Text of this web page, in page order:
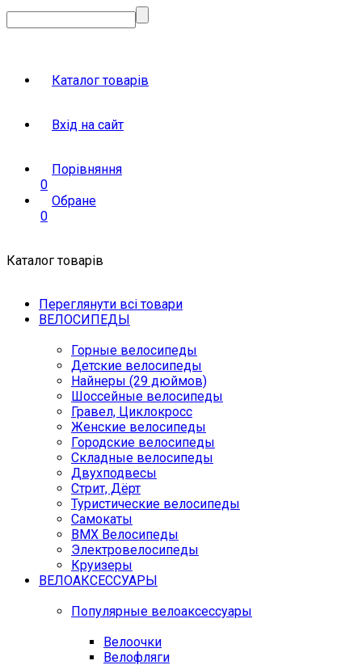
Каталог товарів
Вхід на сайт
Порівняння
0
Обране
0
Каталог товарів
Переглянути всі товари
ВЕЛОСИПЕДЫ
Горные велосипеды
Детские велосипеды
Найнеры (29 дюймов)
Шоссейные велосипеды
Гравел, Циклокросс
Женские велосипеды
Городcкие велосипеды
Складные велосипеды
Двухподвесы
Стрит, Дёрт
Туристические велосипеды
Самокаты
BMX Велосипеды
Электровелосипеды
Круизеры
ВЕЛОАКСЕССУАРЫ
Популярные велоаксессуары
Велоочки
Велофляги